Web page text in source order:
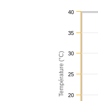
Température (°C) 20
25
30
35
40